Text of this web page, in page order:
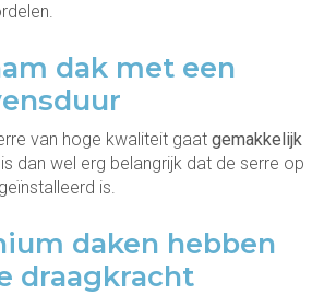
dak met een
van hoge kwaliteit gaat gemakkelijk
dan wel erg belangrijk dat de serre op
is.
daken hebben
draagkracht